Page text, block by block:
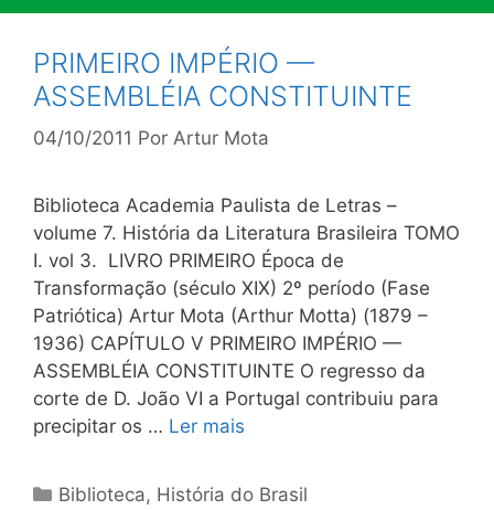
PRIMEIRO IMPÉRIO —
ASSEMBLÉIA CONSTITUINTE
04/10/2011 Por Artur Mota
Biblioteca Academia Paulista de Letras –
volume 7. História da Literatura Brasileira TOMO
I. vol 3. LIVRO PRIMEIRO Época de
Transformação (século XIX) 2º período (Fase
Patriótica) Artur Mota (Arthur Motta) (1879 –
1936) CAPÍTULO V PRIMEIRO IMPÉRIO —
ASSEMBLÉIA CONSTITUINTE O regresso da
corte de D. João VI a Portugal contribuiu para
precipitar os … Ler mais
Categorias
Biblioteca, História do Brasil